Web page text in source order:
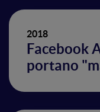
2018
Facebook
portano